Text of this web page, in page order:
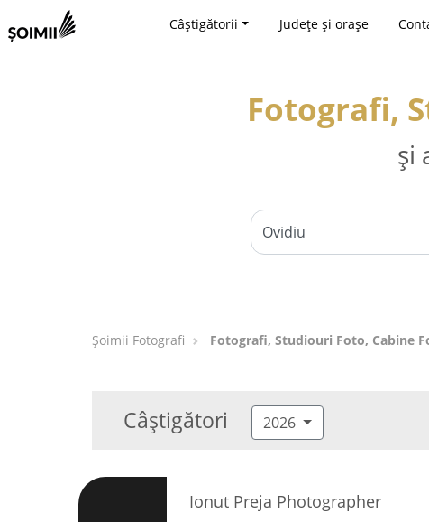
Câștigătorii Județe și orașe
Fotografi,
și
Șoimii Fotografi Fotografi, Studiouri Foto, Cabine
Câștigători 2026
Ionut Preja Photographer